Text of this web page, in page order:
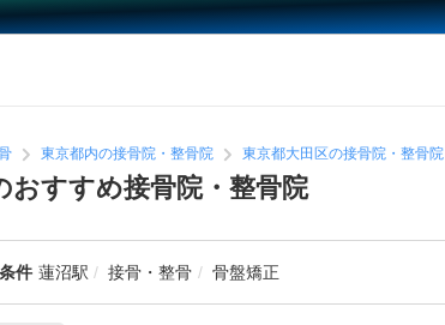
東京都内の接骨院・整骨院 東京都大田区の接骨院・整骨院
おすすめ接骨院・整骨院
件 蓮沼駅 接骨・整骨 骨盤矯正